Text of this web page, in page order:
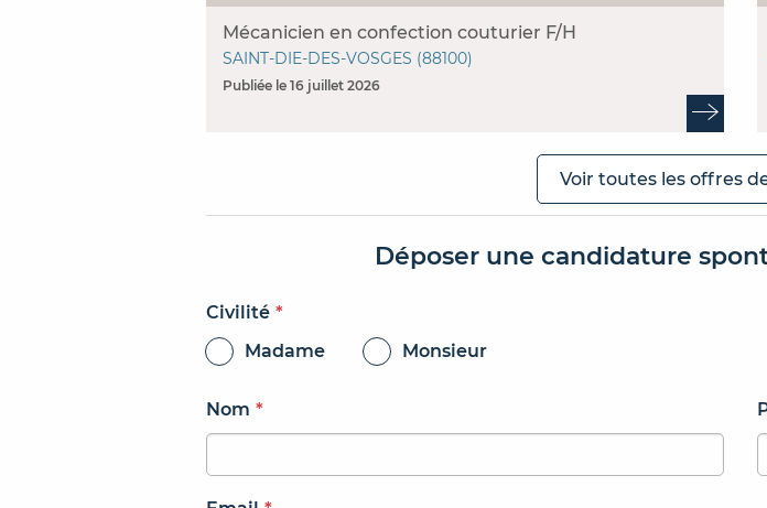
Mécanicien en confection couturier F/H
SAINT-DIE-DES-VOSGES (88100)
Publiée le 16 juillet 2026
Voir toutes les offres
Déposer une candidature
Civilité *
Madame
Monsieur
Nom *